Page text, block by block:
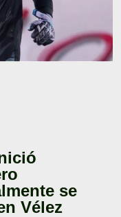
se
Vélez